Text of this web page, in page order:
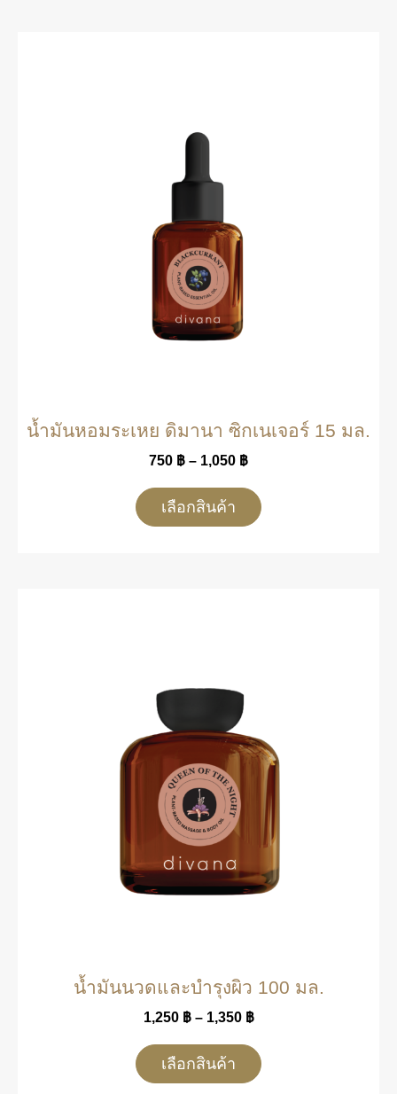
น้ำมันหอมระเหย ดิมานา ซิกเนเจอร์ 15 มล.
750 ฿ – 1,050 ฿
เลือกสินค้า
น้ำมันนวดและบำรุงผิว 100 มล.
1,250 ฿ – 1,350 ฿
เลือกสินค้า